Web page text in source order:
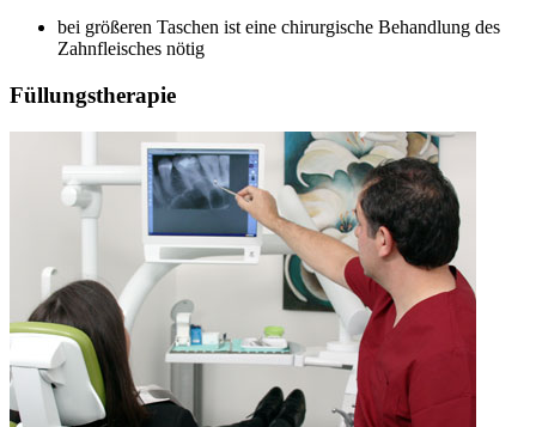
bei größeren Taschen ist eine chirurgische Behandlung des
Zahnfleisches nötig
Füllungstherapie